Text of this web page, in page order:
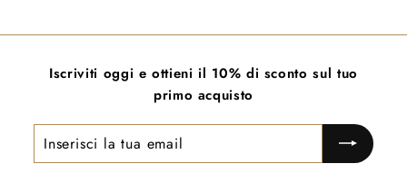
5
0
0
0
9
0
0
Iscriviti oggi e ottieni il 10% di sconto sul tuo
primo acquisto
Inserisci
la